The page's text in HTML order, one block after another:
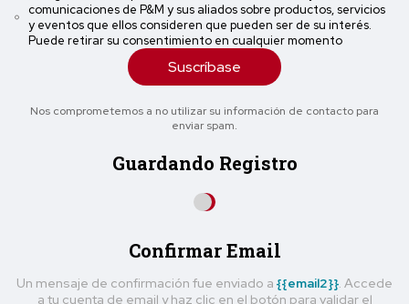
comunicaciones de P&M y sus aliados sobre productos, servicios
y eventos que ellos consideren que pueden ser de su interés.
Puede retirar su consentimiento en cualquier momento
Suscríbase
Nos comprometemos a no utilizar su información de contacto para
enviar spam.
Guardando Registro
Confirmar Email
Un mensaje de confirmación fue enviado a {{email2}} . Accede
a tu cuenta de email y haz clic en el botón para validar el